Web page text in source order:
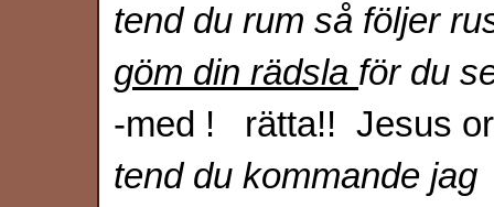
tend du rum så följer
göm din rädsla för du
-med ! rätta!! Jesus
tend du kommande jag